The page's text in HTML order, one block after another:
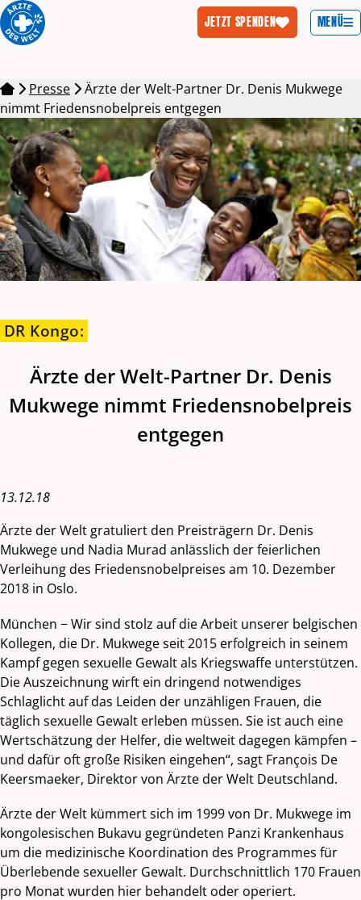
JETZT SPENDEN MENÜ
Presse
Ärzte der Welt-Partner Dr. Denis Mukwege
nimmt Friedensnobelpreis entgegen
DR Kongo:
Ärzte der Welt-Partner Dr. Denis
Mukwege nimmt Friedensnobelpreis
entgegen
13.12.18
Ärzte der Welt gratuliert den Preisträgern Dr. Denis
Mukwege und Nadia Murad anlässlich der feierlichen
Verleihung des Friedensnobelpreises am 10. Dezember
2018 in Oslo.
München − Wir sind stolz auf die Arbeit unserer belgischen
Kollegen, die Dr. Mukwege seit 2015 erfolgreich in seinem
Kampf gegen sexuelle Gewalt als Kriegswaffe unterstützen.
Die Auszeichnung wirft ein dringend notwendiges
Schlaglicht auf das Leiden der unzähligen Frauen, die
täglich sexuelle Gewalt erleben müssen. Sie ist auch eine
Wertschätzung der Helfer, die weltweit dagegen kämpfen –
und dafür oft große Risiken eingehen“, sagt François De
Keersmaeker, Direktor von Ärzte der Welt Deutschland.
Ärzte der Welt kümmert sich im 1999 von Dr. Mukwege im
kongolesischen Bukavu gegründeten Panzi Krankenhaus
um die medizinische Koordination des Programmes für
Überlebende sexueller Gewalt. Durchschnittlich 170 Frauen
pro Monat wurden hier behandelt oder operiert.